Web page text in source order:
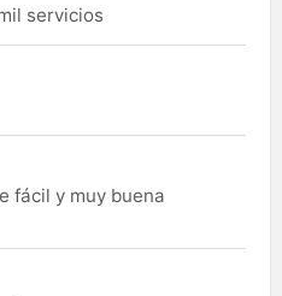
servicios
fácil y muy buena